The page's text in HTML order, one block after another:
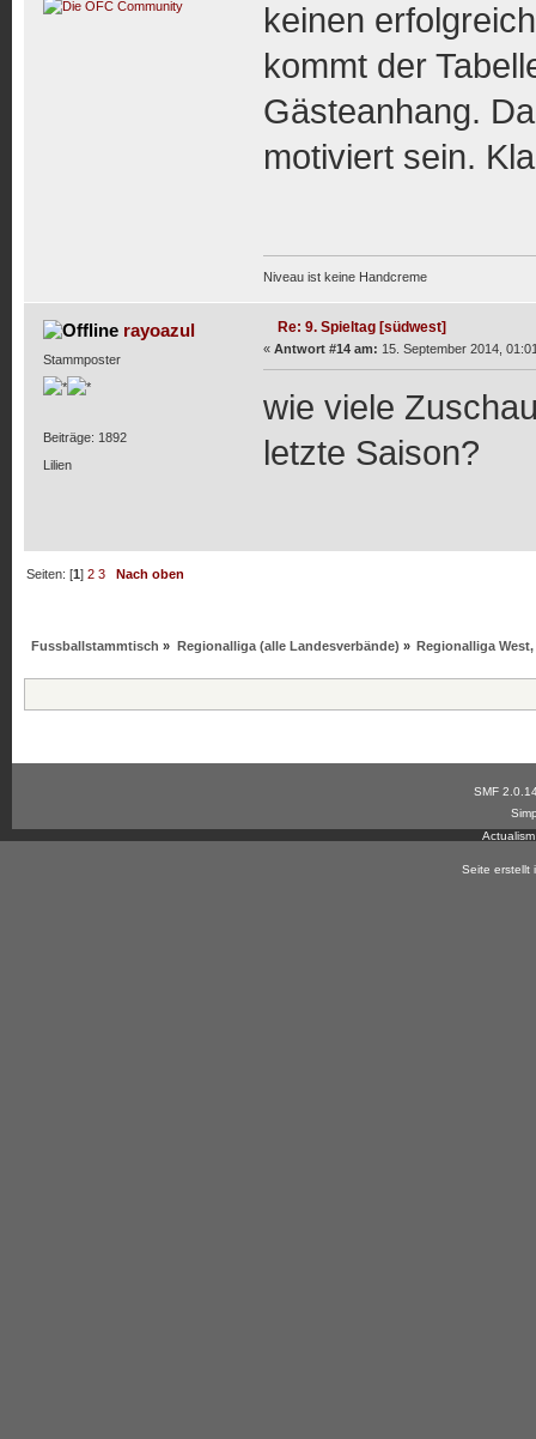
keinen
kommt der
Gästeanhang.
motiviert sein.
Niveau ist keine Handcreme
rayoazul
Stammposter
Beiträge: 1892
Lilien
Re: 9. Spieltag [südwest]
« Antwort #14 am: 15. September 2014,
wie viele
letzte Saison?
Seiten: [1]2 3 Nach oben
Fussballstammtisch » Regionalliga (alle Landesverbände) » Regionalliga
SMF
Seite erstellt